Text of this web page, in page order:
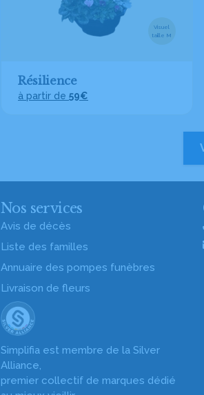
Visuel
taille M
Résilience
à partir de 59€
Nos services
Avis de décès
Liste des familles
Annuaire des pompes funèbres
Livraison de fleurs
Simplifia est membre de la Silver
Alliance,
premier collectif de marques dédié